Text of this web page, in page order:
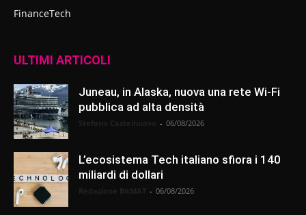
FinanceTech
ULTIMI ARTICOLI
Juneau, in Alaska, nuova una rete Wi-Fi
pubblica ad alta densità
- 06/08/2026
L’ecosistema Tech italiano sfiora i 140
miliardi di dollari
- 06/08/2026